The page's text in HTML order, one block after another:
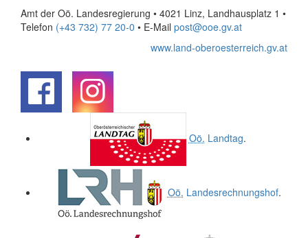
Amt der Oö. Landesregierung • 4021 Linz, Landhausplatz 1 •
Telefon (+43 732) 77 20-0 • E-Mail post@ooe.gv.at
www.land-oberoesterreich.gv.at
Oö. Landtag.
Oö. Landesrechnungshof.